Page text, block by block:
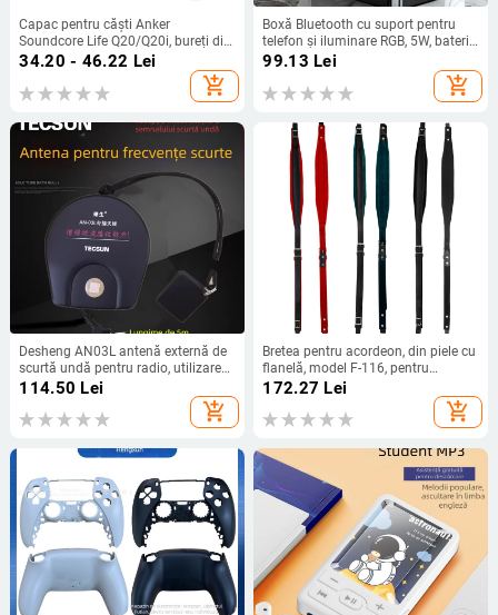
Capac pentru căști Anker
Soundcore Life Q20/Q20i, bureți din
piele proteică, montaj ușor
34.20 - 46.22 Lei
add_shopping_cart
Boxă Bluetooth cu suport pentru
telefon și iluminare RGB, 5W, baterie
încorporată 1200–2000 mAh,
Bluetooth 5.3, răspuns în frecvență
100 Hz–20 kHz, SNR ≥70 dB
99.13 Lei
add_shopping_cart
Desheng AN03L antenă externă de
scurtă undă pentru radio, utilizare
în exterior
114.50 Lei
add_shopping_cart
Bretea pentru acordeon, din piele cu
flanelă, model F-116, pentru
instrumente cu tastatură
172.27 Lei
add_shopping_cart